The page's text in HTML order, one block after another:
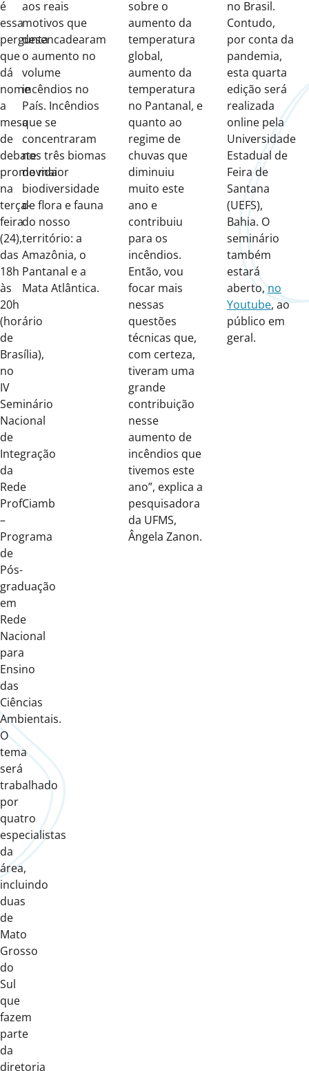
é
essa
pergunta
que
dá
nome
a
mesa
de
debate
promovida
na
terça-
feira
(24),
das
18h
às
20h
(horário
de
Brasília),
no
IV
Seminário
Nacional
de
Integração
da
Rede
ProfCiamb
–
Programa
de
Pós-
graduação
em
Rede
Nacional
para
Ensino
das
Ciências
Ambientais.
O
tema
será
trabalhado
por
quatro
especialistas
da
área,
incluindo
duas
de
Mato
Grosso
do
Sul
que
fazem
parte
da
diretoria
aos reais
motivos que
desencadearam
o aumento no
volume
incêndios no
País. Incêndios
que se
concentraram
nos três biomas
de maior
biodiversidade
de flora e fauna
do nosso
território: a
Amazônia, o
Pantanal e a
Mata Atlântica.
sobre o
aumento da
temperatura
global,
aumento da
temperatura
no Pantanal, e
quanto ao
regime de
chuvas que
diminuiu
muito este
ano e
contribuiu
para os
incêndios.
Então, vou
focar mais
nessas
questões
técnicas que,
com certeza,
tiveram uma
grande
contribuição
nesse
aumento de
incêndios que
tivemos este
ano”, explica a
pesquisadora
da UFMS,
Ângela Zanon.
no Brasil.
Contudo,
por conta da
pandemia,
esta quarta
edição será
realizada
online pela
Universidade
Estadual de
Feira de
Santana
(UEFS),
Bahia. O
seminário
também
estará
aberto,no
Youtube, ao
público em
geral.